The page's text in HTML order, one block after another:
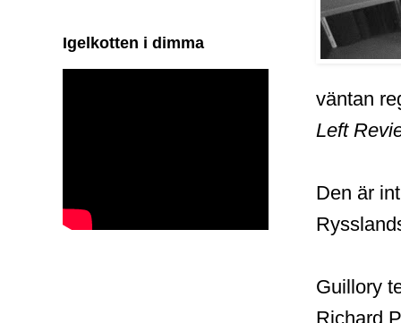
väntan
Left
Den är
Guillory
Richard
Igelkotten i dimma